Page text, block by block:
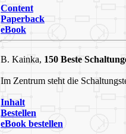
Content
Paperback
eBook
B. Kainka, 150 Beste
Im Zentrum steht die
Inhalt
Bestellen
eBook bestellen